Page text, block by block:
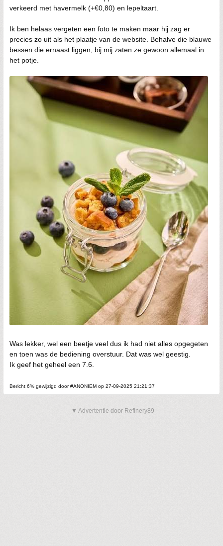
verkeerd met havermelk (+€0,80) en lepeltaart.
Ik ben helaas vergeten een foto te maken maar hij zag er
precies zo uit als het plaatje van de website. Behalve die blauwe
bessen die ernaast liggen, bij mij zaten ze gewoon allemaal in
het potje.
Was lekker, wel een beetje veel dus ik had niet alles opgegeten
en toen was de bediening overstuur. Dat was wel geestig.
Ik geef het geheel een 7.6.
Bericht 6% gewijzigd door #ANONIEM op 27-09-2025 21:21:37
▼ Advertentie door Refinery89